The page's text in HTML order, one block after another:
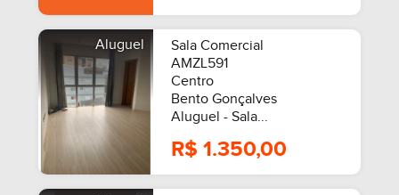
Aluguel
Sala Comercial
AMZL591
Centro
Bento Gonçalves
Aluguel - Sala...
R$ 1.350,00